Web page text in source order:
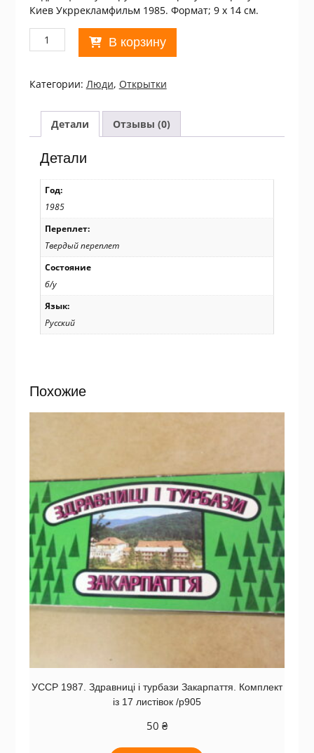
Киев Укррекламфильм 1985. Формат; 9 х 14 см.
Количество
товара
із
1985.
Поручить
генералу
Нестерову...
/p104
В корзину
Категории: Люди, Открытки
Детали Отзывы (0)
Детали
Год:
1985
Переплет:
Твердый переплет
Состояние
б/у
Язык:
Русский
Похожие
УССР 1987. Здравниці і турбази Закарпаття. Комплект
із 17 листівок /р905
50 ₴